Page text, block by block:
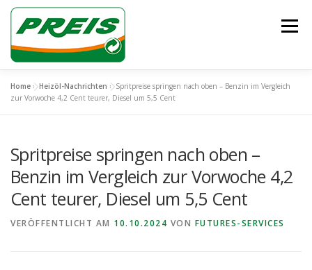
Zum
springen
Menü
ÜBER UNS HEIZÖL/DIESEL ENTSORGUNG
UNSER TEAM KONTAKT
Home »Heizöl-Nachrichten »Spritpreise springen nach oben – Benzin im Vergleich
zur Vorwoche 4,2 Cent teurer, Diesel um 5,5 Cent
Spritpreise springen nach oben –
Benzin im Vergleich zur Vorwoche 4,2
Cent teurer, Diesel um 5,5 Cent
VERÖFFENTLICHT AM 10.10.2024 VON FUTURES-SERVICES